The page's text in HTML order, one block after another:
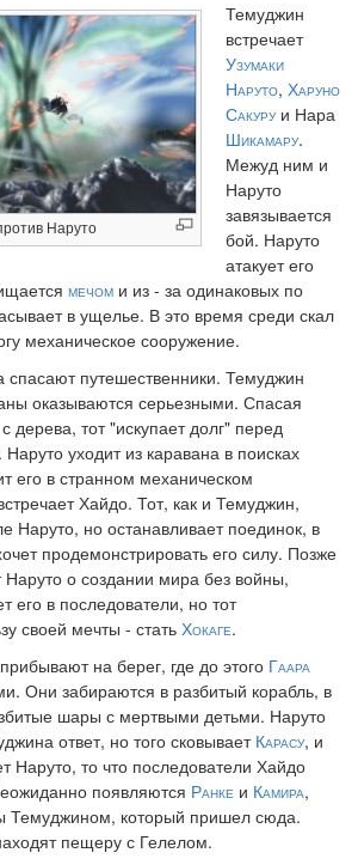
Наруто
Темуджин
встречает
Узумаки
Наруто, Харуно
Сакуруи Нара
Шикамару.
Межуд ним и
Наруто
завязывается
бой. Наруто
атакует его
мечом и из - за одинаковых по
в ущелье. В это время среди скал
механическое сооружение.
путешественники. Темуджин
оказываются серьезными. Спасая
дерева, тот "искупает долг" перед
уходит из каравана в поисках
его в странном механическом
Хайдо. Тот, как и Темуджин,
Наруто, но останавливает поединок, в
продемонстрировать его силу. Позже
Наруто о создании мира без войны,
его в последователи, но тот
своей мечты - стать Хокаге.
на берег, где до этого Гаара
Они забираются в разбитый корабль, в
шары с мертвыми детьми. Наруто
ответ, но того сковывает Карасу, и
Наруто, то что последователи Хайдо
появляются Ранке и Камира,
Темуджином, который пришел сюда.
пещеру с Гелелом.